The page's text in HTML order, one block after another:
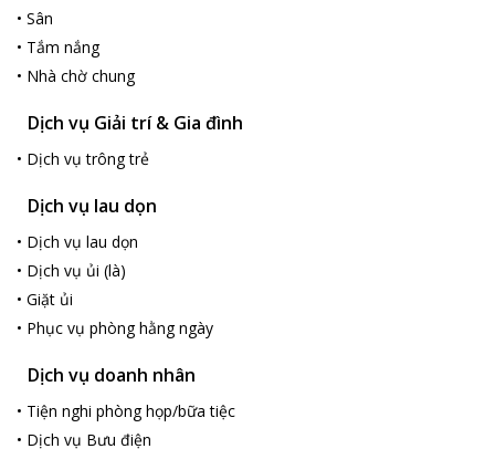
• Sân
• Tắm nắng
• Nhà chờ chung
Dịch vụ Giải trí & Gia đình
• Dịch vụ trông trẻ
Dịch vụ lau dọn
• Dịch vụ lau dọn
• Dịch vụ ủi (là)
• Giặt ủi
• Phục vụ phòng hằng ngày
Dịch vụ doanh nhân
• Tiện nghi phòng họp/bữa tiệc
• Dịch vụ Bưu điện